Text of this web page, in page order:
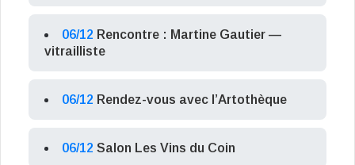
06/12 Rencontre : Martine Gautier —
vitrailliste
06/12 Rendez-vous avec l’Artothèque
06/12 Salon Les Vins du Coin